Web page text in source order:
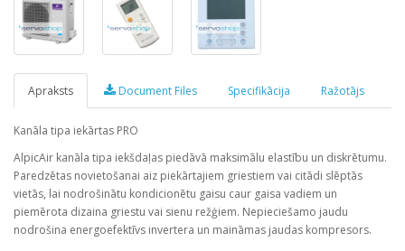
Apraksts Document Files Specifikācija Ražotājs
Kanāla tipa iekārtas PRO
AlpicAir kanāla tipa iekšdaļas piedāvā maksimālu elastību un diskrētumu.
Paredzētas novietošanai aiz piekārtajiem griestiem vai citādi slēptās
vietās, lai nodrošinātu kondicionētu gaisu caur gaisa vadiem un
piemērota dizaina griestu vai sienu režģiem. Nepieciešamo jaudu
nodrošina energoefektīvs invertera un maināmas jaudas kompresors.